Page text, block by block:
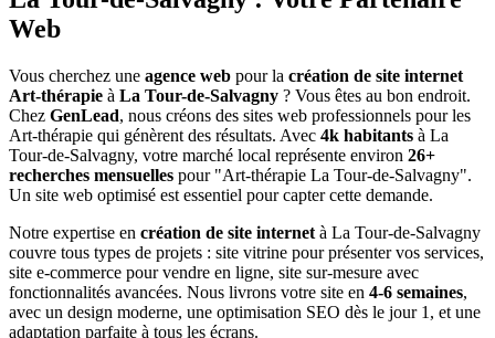
Web
Vous cherchez une agence web pour la création de site internet
Art-thérapie à La Tour-de-Salvagny ? Vous êtes au bon endroit.
Chez GenLead, nous créons des sites web professionnels pour les
Art-thérapie qui génèrent des résultats. Avec 4k habitants à La
Tour-de-Salvagny, votre marché local représente environ 26+
recherches mensuelles pour "Art-thérapie La Tour-de-Salvagny".
Un site web optimisé est essentiel pour capter cette demande.
Notre expertise en création de site internet à La Tour-de-Salvagny
couvre tous types de projets : site vitrine pour présenter vos services,
site e-commerce pour vendre en ligne, site sur-mesure avec
fonctionnalités avancées. Nous livrons votre site en 4-6 semaines,
avec un design moderne, une optimisation SEO dès le jour 1, et une
adaptation parfaite à tous les écrans.